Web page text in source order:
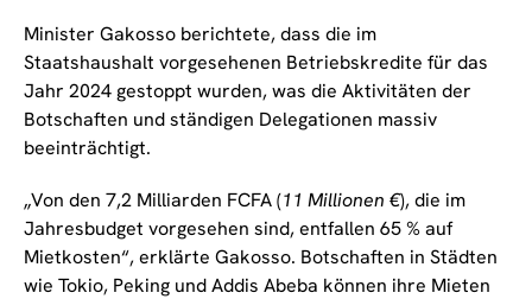
Minister Gakosso berichtete, dass die im
Staatshaushalt vorgesehenen Betriebskredite für das
Jahr 2024 gestoppt wurden, was die Aktivitäten der
Botschaften und ständigen Delegationen massiv
beeinträchtigt.
„Von den 7,2 Milliarden FCFA (11 Millionen €), die im
Jahresbudget vorgesehen sind, entfallen 65 % auf
Mietkosten“, erklärte Gakosso. Botschaften in Städten
wie Tokio, Peking und Addis Abeba können ihre Mieten